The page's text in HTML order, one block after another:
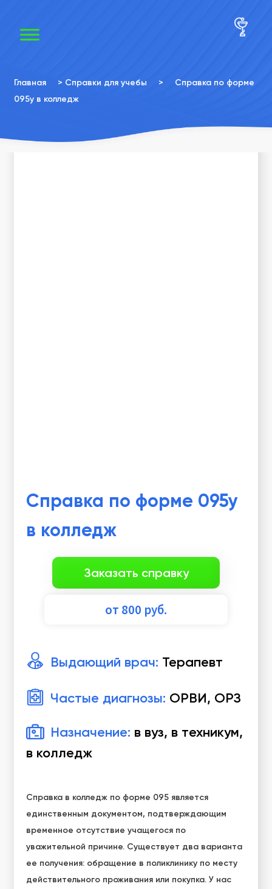
Главная > Справки для учебы >
Справка по форме
095у в колледж
Справка по форме 095у
в колледж
Заказать справку
от 800 руб.
Выдающий врач: Терапевт
Частые диагнозы: ОРВИ, ОРЗ
Назначение: в вуз, в техникум,
в колледж
Справка в колледж по форме 095 является
единственным документом, подтверждающим
временное отсутствие учащегося по
уважительной причине. Существует два варианта
ее получения: обращение в поликлинику по месту
действительного проживания или покупка. У нас